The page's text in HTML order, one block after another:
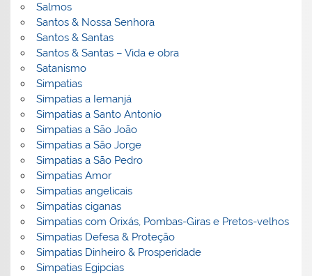
Salmos
Santos & Nossa Senhora
Santos & Santas
Santos & Santas – Vida e obra
Satanismo
Simpatias
Simpatias a Iemanjá
Simpatias a Santo Antonio
Simpatias a São João
Simpatias a São Jorge
Simpatias a São Pedro
Simpatias Amor
Simpatias angelicais
Simpatias ciganas
Simpatias com Orixás, Pombas-Giras e Pretos-velhos
Simpatias Defesa & Proteção
Simpatias Dinheiro & Prosperidade
Simpatias Egipcias